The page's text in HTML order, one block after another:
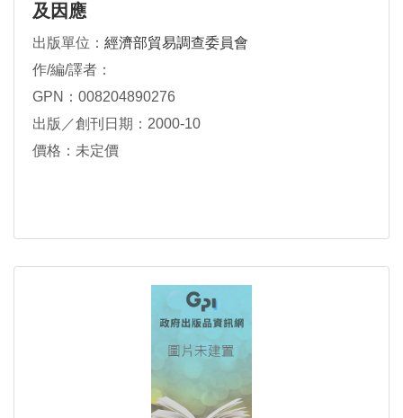
及因應
出版單位： 經濟部貿易調查委員會
作/編/譯者：
GPN：008204890276
出版／創刊日期：2000-10
價格：未定價